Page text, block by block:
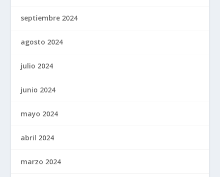
septiembre 2024
agosto 2024
julio 2024
junio 2024
mayo 2024
abril 2024
marzo 2024